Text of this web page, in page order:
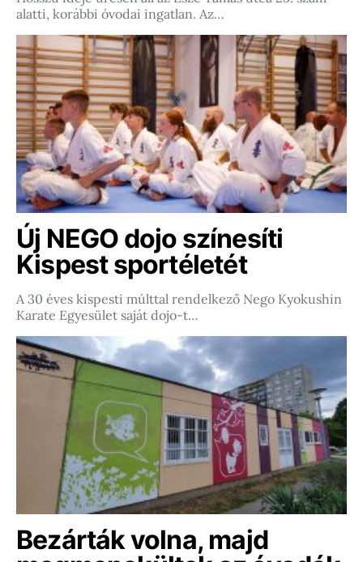
alatti, korábbi óvodai ingatlan. Az…
Új NEGO dojo színesíti
Kispest sportéletét
A 30 éves kispesti múlttal rendelkező Nego Kyokushin
Karate Egyesület saját dojo-t…
Bezárták volna, majd